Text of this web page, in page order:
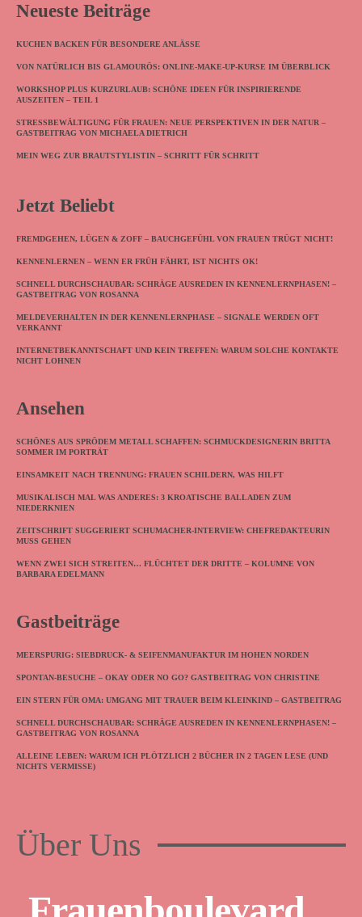
Neueste Beiträge
KUCHEN BACKEN FÜR BESONDERE ANLÄSSE
VON NATÜRLICH BIS GLAMOURÖS: ONLINE-MAKE-UP-KURSE IM ÜBERBLICK
WORKSHOP PLUS KURZURLAUB: SCHÖNE IDEEN FÜR INSPIRIERENDE
AUSZEITEN – TEIL 1
STRESSBEWÄLTIGUNG FÜR FRAUEN: NEUE PERSPEKTIVEN IN DER NATUR –
GASTBEITRAG VON MICHAELA DIETRICH
MEIN WEG ZUR BRAUTSTYLISTIN – SCHRITT FÜR SCHRITT
Jetzt Beliebt
FREMDGEHEN, LÜGEN & ZOFF – BAUCHGEFÜHL VON FRAUEN TRÜGT NICHT!
KENNENLERNEN – WENN ER FRÜH FÄHRT, IST NICHTS OK!
SCHNELL DURCHSCHAUBAR: SCHRÄGE AUSREDEN IN KENNENLERNPHASEN! –
GASTBEITRAG VON ROSANNA
MELDEVERHALTEN IN DER KENNENLERNPHASE – SIGNALE WERDEN OFT
VERKANNT
INTERNETBEKANNTSCHAFT UND KEIN TREFFEN: WARUM SOLCHE KONTAKTE
NICHT LOHNEN
Ansehen
SCHÖNES AUS SPRÖDEM METALL SCHAFFEN: SCHMUCKDESIGNERIN BRITTA
SOMMER IM PORTRÄT
EINSAMKEIT NACH TRENNUNG: FRAUEN SCHILDERN, WAS HILFT
MUSIKALISCH MAL WAS ANDERES: 3 KROATISCHE BALLADEN ZUM
NIEDERKNIEN
ZEITSCHRIFT SUGGERIERT SCHUMACHER-INTERVIEW: CHEFREDAKTEURIN
MUSS GEHEN
WENN ZWEI SICH STREITEN… FLÜCHTET DER DRITTE – KOLUMNE VON
BARBARA EDELMANN
Gastbeiträge
MEERSPURIG: SIEBDRUCK- & SEIFENMANUFAKTUR IM HOHEN NORDEN
SPONTAN-BESUCHE – OKAY ODER NO GO? GASTBEITRAG VON CHRISTINE
EIN STERN FÜR OMA: UMGANG MIT TRAUER BEIM KLEINKIND – GASTBEITRAG
SCHNELL DURCHSCHAUBAR: SCHRÄGE AUSREDEN IN KENNENLERNPHASEN! –
GASTBEITRAG VON ROSANNA
ALLEINE LEBEN: WARUM ICH PLÖTZLICH 2 BÜCHER IN 2 TAGEN LESE (UND
NICHTS VERMISSE)
Über Uns